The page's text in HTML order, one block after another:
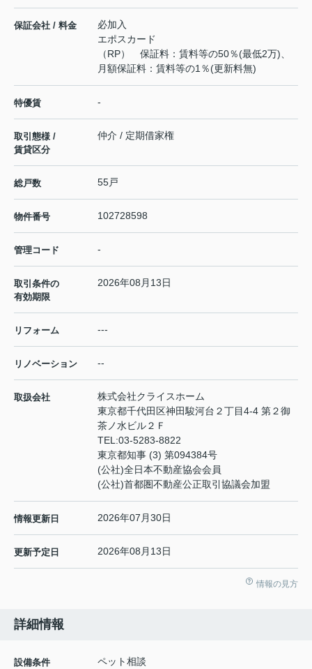
保証会社 / 料金
必加入
エポスカード
（RP） 保証料：賃料等の50％(最低2万)、
月額保証料：賃料等の1％(更新料無)
特優賃 -
取引態様 /
賃貸区分
仲介 / 定期借家権
総戸数 55戸
物件番号 102728598
管理コード -
取引条件の
有効期限
2026年08月13日
リフォーム ---
リノベーション --
取扱会社
株式会社クライスホーム
東京都千代田区神田駿河台２丁目4-4 第２御
茶ノ水ビル２Ｆ
TEL:03-5283-8822
東京都知事 (3) 第094384号
(公社)全日本不動産協会会員
(公社)首都圏不動産公正取引協議会加盟
情報更新日 2026年07月30日
更新予定日 2026年08月13日
情報の見方
詳細情報
設備条件
ペット相談